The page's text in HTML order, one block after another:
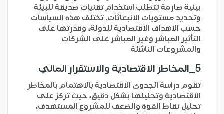
بيئية صارمة تتطلب استخدام تقنيات صديقة للبيئة
وتحديد مستويات الانبعاثات. تختلف هذه السياسات
حسب الأهداف الاقتصادية للدولة، وقدرتها على
التأثير المباشر وغير المباشر على الشركات
والمشروعات الناشئة
5_ المخاطر الاقتصادية والاستقرار المالي
تقوم دراسة الجدوى الاقتصادية بالاهتمام بالمخاطر
الاقتصادية وتحليلها بشكل دقيق، حيث تركز على
تحليل نقاط القوة والضعف للمشروع المستهدف،